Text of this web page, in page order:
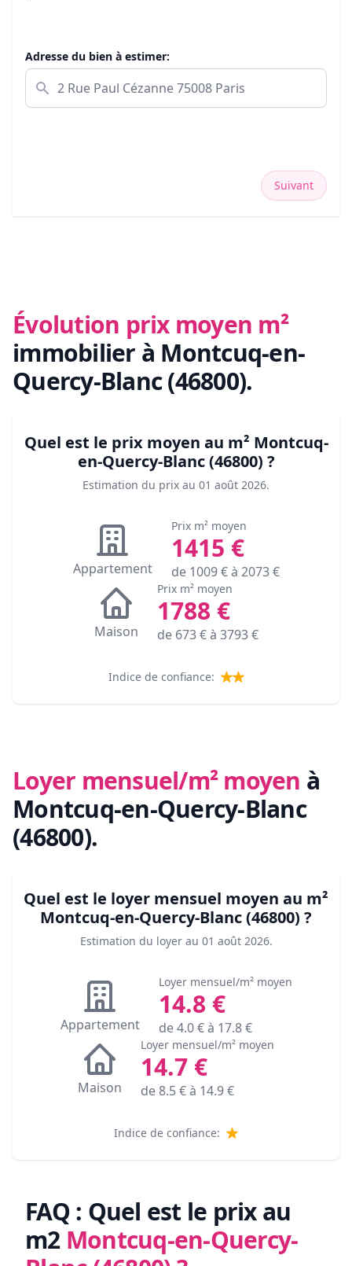
Adresse du bien à estimer:
Suivant
Évolution prix moyen m²
immobilier à Montcuq-en-
Quercy-Blanc (46800).
Quel est le prix moyen au m² Montcuq-
en-Quercy-Blanc (46800) ?
Estimation du prix au 01 août 2026.
Appartement
Prix m² moyen
1415 €
de 1009€ à 2073€
Maison
Prix m² moyen
1788 €
de 673€ à 3793€
Indice de confiance:
Loyer mensuel/m² moyen à
Montcuq-en-Quercy-Blanc
(46800).
Quel est le loyer mensuel moyen au m²
Montcuq-en-Quercy-Blanc (46800) ?
Estimation du loyer au 01 août 2026.
Appartement
Loyer mensuel/m² moyen
14.8 €
de4.0€ à 17.8€
Maison
Loyer mensuel/m² moyen
14.7 €
de8.5€ à 14.9€
Indice de confiance:
FAQ : Quel est le prix au
m2 Montcuq-en-Quercy-